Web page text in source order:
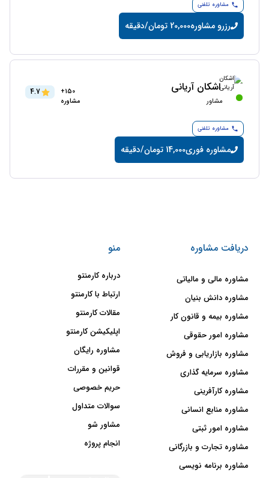
مشاوره تلفنی
رزرو مشاوره20,000 تومان/دقیقه
اشکان آریانی
مشاور
150+
مشاوره
4.7
مشاوره تلفنی
مشاوره فوری14,000 تومان/دقیقه
دریافت مشاوره
مشاوره مالی و مالیاتی
مشاوره دانش بنیان
مشاوره بیمه و قانون کار
مشاوره امور حقوقی
مشاوره بازاریابی و فروش
مشاوره سرمایه گذاری
مشاوره کارآفرینی
مشاوره منابع انسانی
مشاوره امور ثبتی
مشاوره تجارت و بازرگانی
مشاوره برنامه نویسی
منو
درباره کارمنتو
ارتباط با کارمنتو
مقالات کارمنتو
اپلیکیشن کارمنتو
مشاوره رایگان
قوانین و مقررات
حریم خصوصی
سوالات متداول
مشاور شو
انجام پروژه